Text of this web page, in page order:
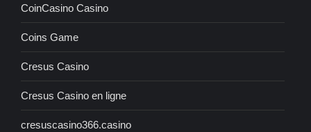
CoinCasino Casino
Coins Game
Cresus Casino
Cresus Casino en ligne
cresuscasino366.casino